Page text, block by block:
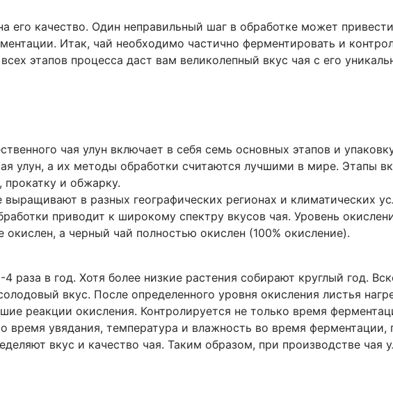
его качество. Один неправильный шаг в обработке может
Итак, чай необходимо частично ферментировать и
этапов процесса даст вам великолепный вкус чая с его
чая улун включает в себя семь основных этапов и
улун, а их методы обработки считаются лучшими в мире. Этапы
и обжарку.
в разных географических регионах и климатических
приводит к широкому спектру вкусов чая. Уровень
а черный чай полностью окислен (100% окисление).
в год. Хотя более низкие растения собирают круглый год.
вкус. После определенного уровня окисления листья
реакции окисления. Контролируется не только время
время увядания, температура и влажность во время ферментации,
вкус и качество чая. Таким образом, при производстве чая